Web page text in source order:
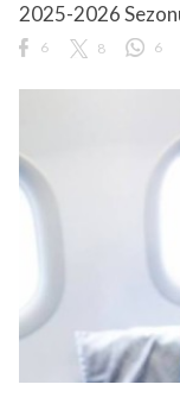
2025-2026
6 8 6